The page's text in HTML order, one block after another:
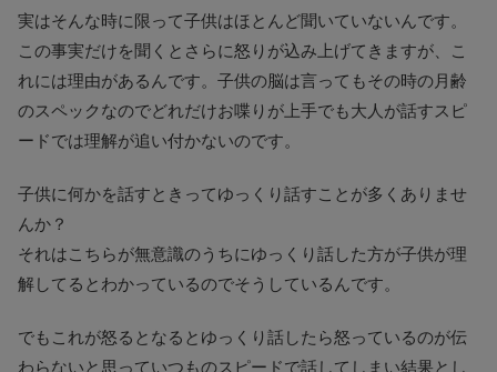
実はそんな時に限って子供はほとんど聞いていないんです。
この事実だけを聞くとさらに怒りが込み上げてきますが、こ
れには理由があるんです。子供の脳は言ってもその時の月齢
のスペックなのでどれだけお喋りが上手でも大人が話すスピ
ードでは理解が追い付かないのです。
子供に何かを話すときってゆっくり話すことが多くありませ
んか？
それはこちらが無意識のうちにゆっくり話した方が子供が理
解してるとわかっているのでそうしているんです。
でもこれが怒るとなるとゆっくり話したら怒っているのが伝
わらないと思っていつものスピードで話してしまい結果とし